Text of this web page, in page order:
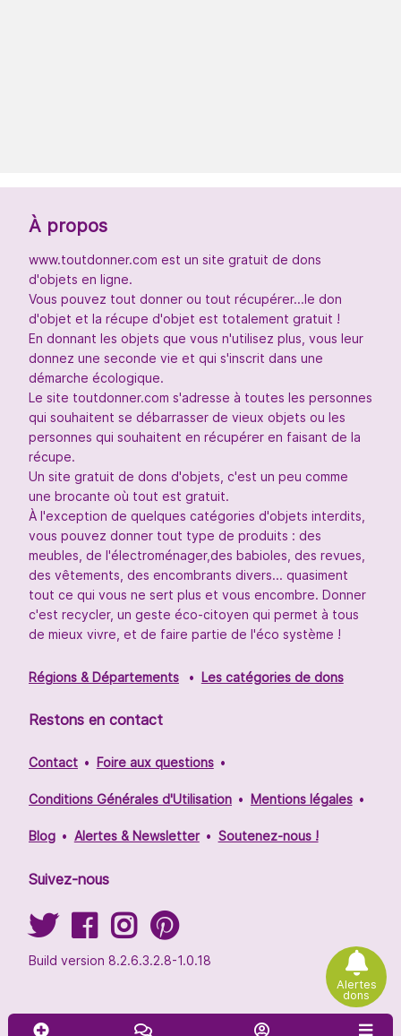
Alertes
dons
À propos
www.toutdonner.com est un site gratuit de dons
d'objets en ligne.
Vous pouvez tout donner ou tout récupérer...le don
d'objet et la récupe d'objet est totalement gratuit !
En donnant les objets que vous n'utilisez plus, vous leur
donnez une seconde vie et qui s'inscrit dans une
démarche écologique.
Le site toutdonner.com s'adresse à toutes les personnes
qui souhaitent se débarrasser de vieux objets ou les
personnes qui souhaitent en récupérer en faisant de la
récupe.
Un site gratuit de dons d'objets, c'est un peu comme
une brocante où tout est gratuit.
À l'exception de quelques catégories d'objets interdits,
vous pouvez donner tout type de produits : des
meubles, de l'électroménager,des babioles, des revues,
des vêtements, des encombrants divers... quasiment
tout ce qui vous ne sert plus et vous encombre. Donner
c'est recycler, un geste éco-citoyen qui permet à tous
de mieux vivre, et de faire partie de l'éco système !
Régions & Départements Les catégories de dons
Restons en contact
Contact Foire aux questions
Conditions Générales d'Utilisation Mentions légales
Blog Alertes & Newsletter Soutenez-nous !
Suivez-nous
Build version 8.2.6.3.2.8-1.0.18